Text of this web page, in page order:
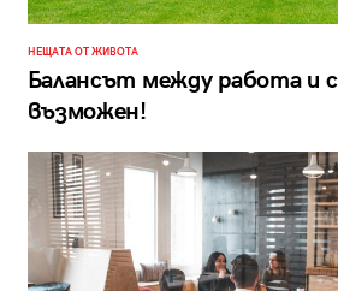
НЕЩАТА ОТ ЖИВОТА
Балансът между работа и
възможен!